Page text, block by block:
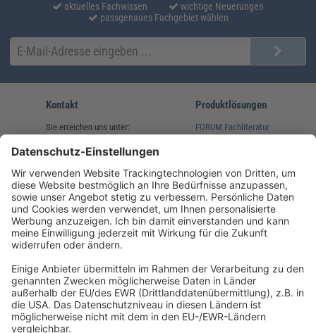
aktuelles Fachwissen
wichtige Neuerungen
passgenaues Fachgebiet wählen
Kontakt
Sie erreichen uns unter:
(08233) 38 11 23
service@forum-verlag.com
Mo-Do 07:30 - 17:00 Uhr
Fr 07:30 - 15:00 Uhr
Produktlösungen
FORUM Fachliteratur
Folgen Sie uns
Impressum